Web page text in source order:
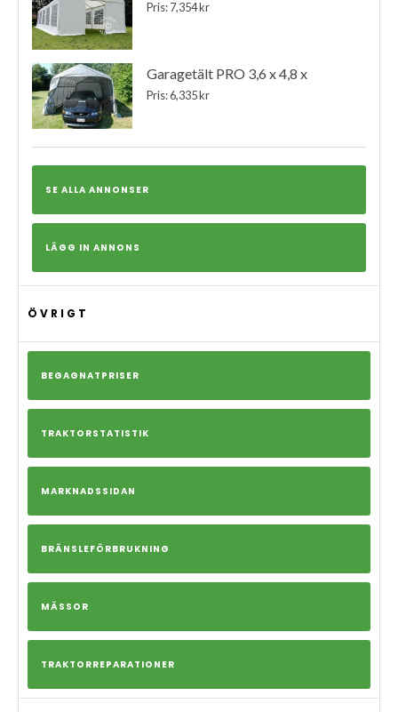
Pris: 7,354 kr
Garagetält PRO 3,6 x 4,8 x
Pris: 6,335 kr
SE ALLA ANNONSER
LÄGG IN ANNONS
ÖVRIGT
BEGAGNATPRISER
TRAKTORSTATISTIK
MARKNADSSIDAN
BRÄNSLEFÖRBRUKNING
MÄSSOR
TRAKTORREPARATIONER